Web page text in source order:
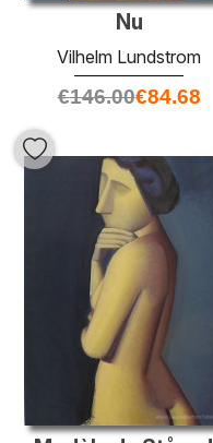
Nu
Vilhelm Lundstrom
€146.00€84.68